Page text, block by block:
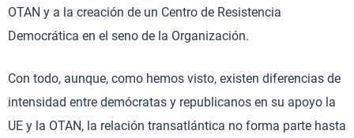
OTAN y a la creación de un Centro de Resistencia
Democrática en el seno de la Organización.
Con todo, aunque, como hemos visto, existen diferencias de
intensidad entre demócratas y republicanos en su apoyo la
UE y la OTAN, la relación transatlántica no forma parte hasta